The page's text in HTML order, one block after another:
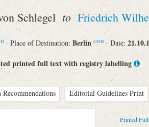
Schlegel to Friedrich
· Place of Destination: Berlin GND · Date:
printed full text with registry labelling
Editorial Guidelines Print
Header Printed